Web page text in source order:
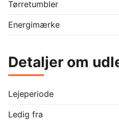
Tørretumbler
Energimærke
Detaljer om
Lejeperiode
Ledig fra